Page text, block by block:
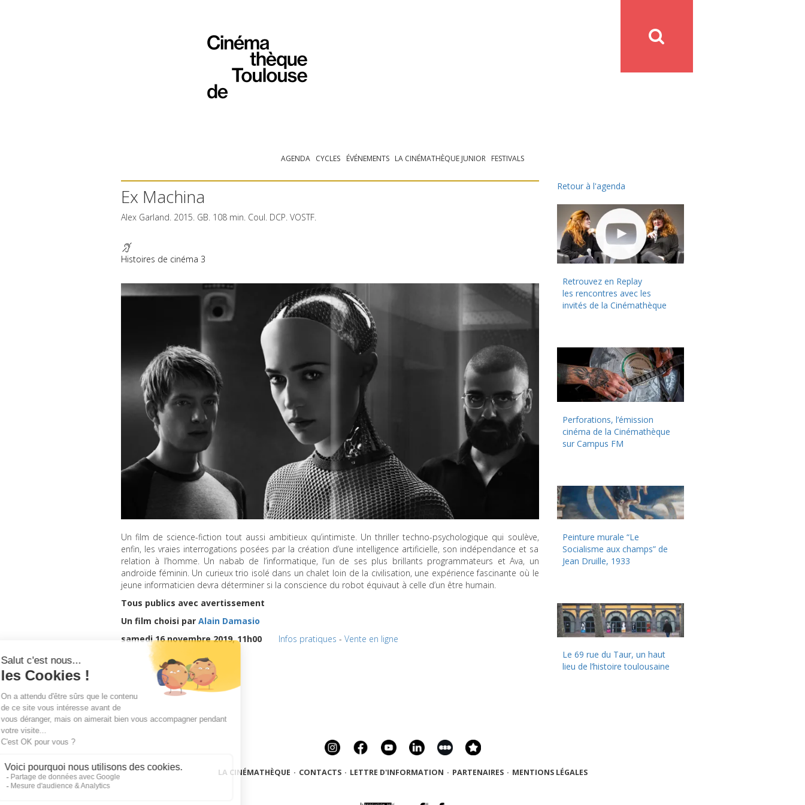
AGENDA CYCLES ÉVÉNEMENTS LA CINÉMATHÈQUE JUNIOR FESTIVALS
Ex Machina
Alex Garland. 2015. GB. 108 min. Coul. DCP. VOSTF.
Histoires de cinéma 3
Un film de science-fiction tout aussi ambitieux qu’intimiste. Un thriller techno-psychologique qui soulève,
enfin, les vraies interrogations posées par la création d’une intelligence artificielle, son indépendance et sa
relation à l’homme. Un nabab de l’informatique, l’un de ses plus brillants programmateurs et Ava, un
androïde féminin. Un curieux trio isolé dans un chalet loin de la civilisation, une expérience fascinante où le
jeune informaticien devra déterminer si la conscience du robot équivaut à celle d’un être humain.
Tous publics avec avertissement
Un film choisi par Alain Damasio
samedi 16 novembre 2019, 11h00
Infos pratiques - Vente en ligne
Retour à l'agenda
Retrouvez en Replay
les rencontres avec les
invités de la Cinémathèque
Perforations, l’émission
cinéma de la Cinémathèque
sur Campus FM
Peinture murale “Le
Socialisme aux champs” de
Jean Druille, 1933
Le 69 rue du Taur, un haut
lieu de l’histoire toulousaine
LA CINÉMATHÈQUE · CONTACTS · LETTRE D'INFORMATION · PARTENAIRES · MENTIONS LÉGALES